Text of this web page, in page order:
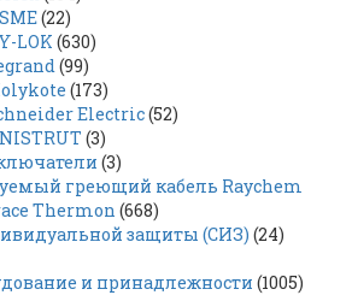
(22)
LOK (630)
(99)
(173)
Electric(52)
(3)
(3)
греющий кабель Raychem
Thermon (668)
защиты (СИЗ) (24)
и принадлежности (1005)